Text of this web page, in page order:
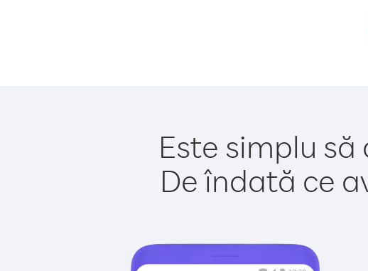
Este simplu
De îndată ce